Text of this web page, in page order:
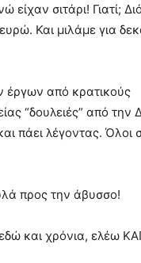
σιτάρι! Γιατί;
Και μιλάμε για
έργων από κρατικούς
“δουλειές” από την
πάει λέγοντας. Όλοι
προς την άβυσσο!
και χρόνια, ελέω